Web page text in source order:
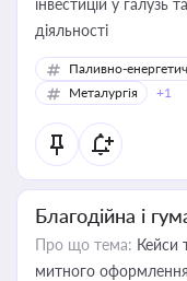
інвестицій у галузь
діяльності
Паливно-
Металургія
+1
Благодійна і
Про що тема: Кейси
митного оформлення,